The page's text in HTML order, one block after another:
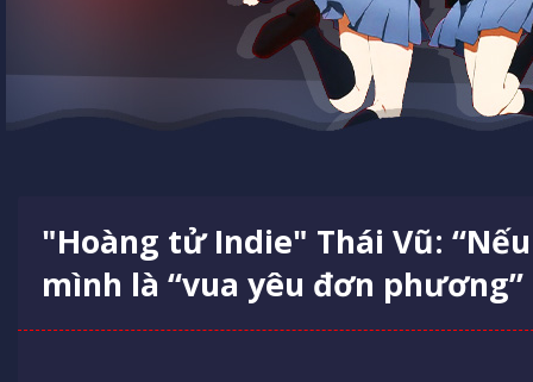
"Hoàng tử Indie" Thái Vũ:
mình là “vua yêu đơn phương”